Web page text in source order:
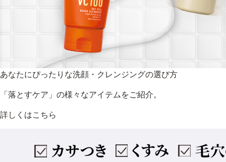
あなたにぴったりな洗顔・クレンジングの選び方
「落とすケア」の様々なアイテムをご紹介。
詳しくはこちら